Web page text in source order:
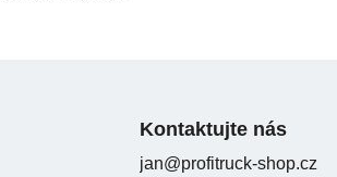
Kontaktujte nás
jan@profitruck-shop.cz